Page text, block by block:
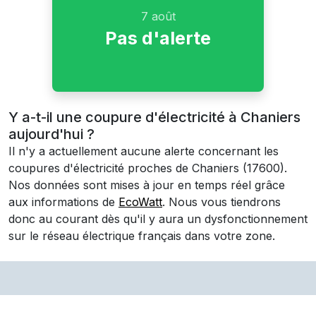
7 août
Pas d'alerte
Y a-t-il une coupure d'électricité à Chaniers
aujourd'hui ?
Il n'y a actuellement aucune alerte concernant les
coupures d'électricité proches de Chaniers (17600).
Nos données sont mises à jour en temps réel grâce
aux informations de EcoWatt. Nous vous tiendrons
donc au courant dès qu'il y aura un dysfonctionnement
sur le réseau électrique français dans votre zone.